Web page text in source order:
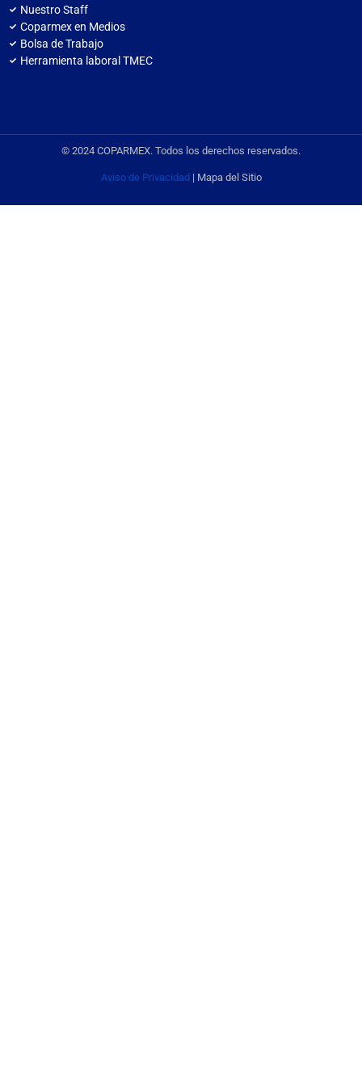
Nuestro Staff
Coparmex en Medios
Bolsa de Trabajo
Herramienta laboral TMEC
© 2024 COPARMEX. Todos los derechos reservados.
Aviso de Privacidad | Mapa del Sitio